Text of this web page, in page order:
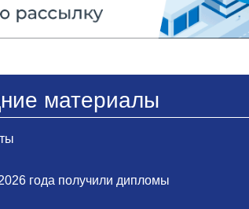
материалы
года получили дипломы